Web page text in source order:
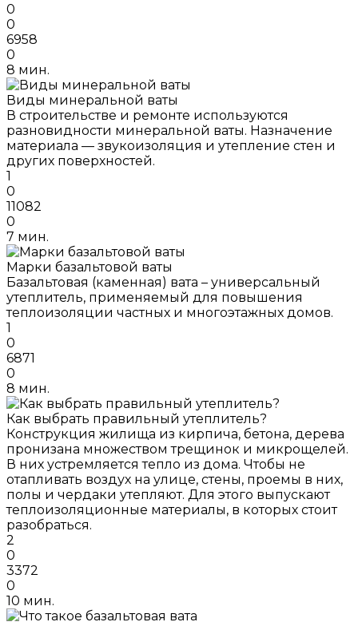
0
0
6958
0
8 мин.
Виды минеральной ваты
В строительстве и ремонте используются
разновидности минеральной ваты. Назначение
материала — звукоизоляция и утепление стен и
других поверхностей.
1
0
11082
0
7 мин.
Марки базальтовой ваты
Базальтовая (каменная) вата – универсальный
утеплитель, применяемый для повышения
теплоизоляции частных и многоэтажных домов.
1
0
6871
0
8 мин.
Как выбрать правильный утеплитель?
Конструкция жилища из кирпича, бетона, дерева
пронизана множеством трещинок и микрощелей.
В них устремляется тепло из дома. Чтобы не
отапливать воздух на улице, стены, проемы в них,
полы и чердаки утепляют. Для этого выпускают
теплоизоляционные материалы, в которых стоит
разобраться.
2
0
3372
0
10 мин.